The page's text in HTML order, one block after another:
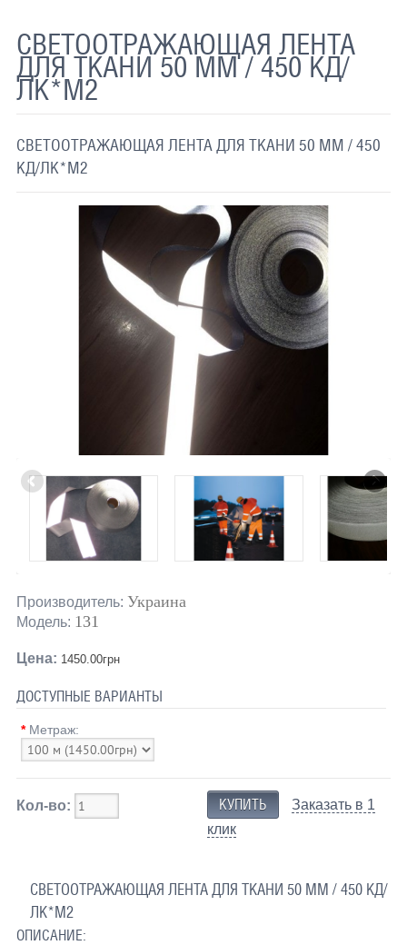
СВЕТООТРАЖАЮЩИЕ ДОРОЖНЫЕ ЗНАКИ
СВЯЗАТЬСЯ С НАМИ
СВЕТООТРАЖАЮЩАЯ ЛЕНТА
ДЛЯ ТКАНИ 50 ММ / 450 КД/
ЛК*М2
СВЕТООТРАЖАЮЩАЯ ЛЕНТА ДЛЯ ТКАНИ 50 ММ / 450
КД/ЛК*М2
Производитель: Украина
Модель: 131
Цена: 1450.00грн
ДОСТУПНЫЕ ВАРИАНТЫ
* Метраж:
Кол-во:
Заказать в 1
клик
СВЕТООТРАЖАЮЩАЯ ЛЕНТА ДЛЯ ТКАНИ 50 ММ / 450 КД/
ЛК*М2
ОПИСАНИЕ: